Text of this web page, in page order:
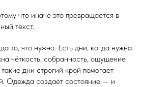
что иначе это превращается в
текст.
то, что нужно. Есть дни, когда нужна
чёткость, собранность, ощущение
дни строгий крой помогает
Одежда создаёт состояние — и